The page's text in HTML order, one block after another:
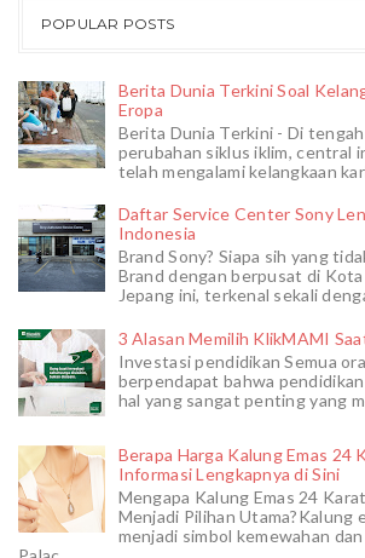
POPULAR POSTS
Berita Dunia Terkini Soal
Eropa
Berita Dunia Terkini - Di
perubahan siklus iklim, central
telah mengalami kelangkaan
Daftar Service Center Sony
Indonesia
Brand Sony? Siapa sih yang
Brand dengan berpusat di
Jepang ini, terkenal sekali
3 Alasan Memilih KlikMAMI
Investasi pendidikan Semua
berpendapat bahwa
hal yang sangat penting yang
Berapa Harga Kalung Emas 24
Informasi Lengkapnya di Sini
Mengapa Kalung Emas 24
Menjadi Pilihan Utama?Kalung
menjadi simbol kemewahan